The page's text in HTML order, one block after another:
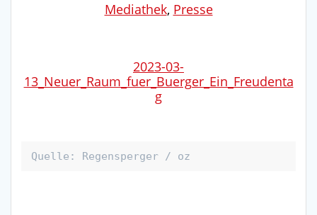
Mediathek, Presse
2023-03-
13_Neuer_Raum_fuer_Buerger_Ein_Freudenta
g
Quelle: Regensperger / oz